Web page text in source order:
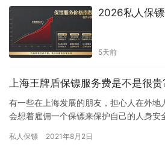
2026私人保
5天前
上海王牌盾保镖服务费是不是很贵
有一些在上海发展的朋友，担心人在外地
会想着雇佣一个保镖来保护自己的人身安
吧。 …
私人保镖 2021年8月2日